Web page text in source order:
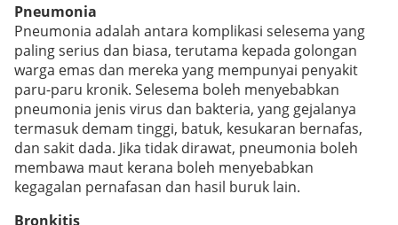
Pneumonia
Pneumonia adalah antara komplikasi selesema yang
paling serius dan biasa, terutama kepada golongan
warga emas dan mereka yang mempunyai penyakit
paru-paru kronik. Selesema boleh menyebabkan
pneumonia jenis virus dan bakteria, yang gejalanya
termasuk demam tinggi, batuk, kesukaran bernafas,
dan sakit dada. Jika tidak dirawat, pneumonia boleh
membawa maut kerana boleh menyebabkan
kegagalan pernafasan dan hasil buruk lain.
Bronkitis